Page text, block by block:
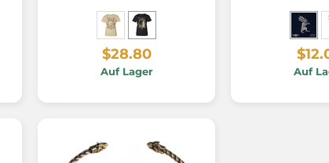
$28.80
Auf Lager Auf